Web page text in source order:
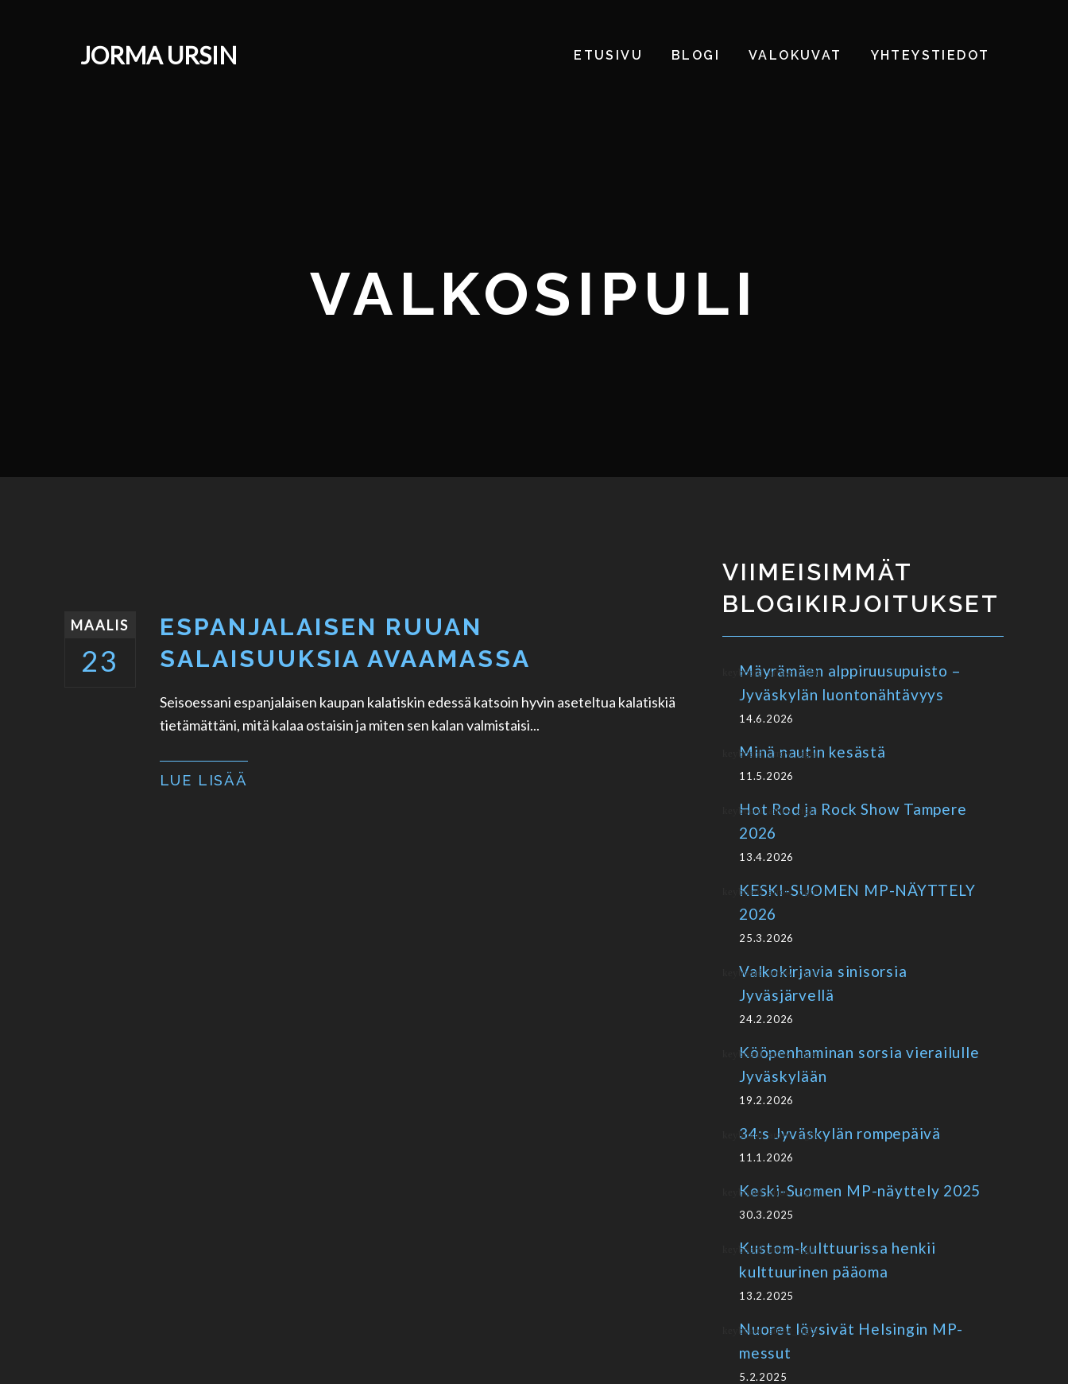
JORMA URSIN ETUSIVU BLOGI VALOKUVAT YHTEYSTIEDOT
VALKOSIPULI
ESPANJALAISEN RUUAN
SALAISUUKSIA AVAAMASSA
MAALIS
23
Seisoessani espanjalaisen kaupan kalatiskin edessä katsoin hyvin aseteltua kalatiskiä
tietämättäni, mitä kalaa ostaisin ja miten sen kalan valmistaisi...
LUE LISÄÄ
VIIMEISIMMÄT
BLOGIKIRJOITUKSET
Mäyrämäen alppiruusupuisto –
Jyväskylän luontonähtävyys
14.6.2026
Minä nautin kesästä
11.5.2026
Hot Rod ja Rock Show Tampere
2026
13.4.2026
KESKI-SUOMEN MP-NÄYTTELY
2026
25.3.2026
Valkokirjavia sinisorsia
Jyväsjärvellä
24.2.2026
Kööpenhaminan sorsia vierailulle
Jyväskylään
19.2.2026
34:s Jyväskylän rompepäivä
11.1.2026
Keski-Suomen MP-näyttely 2025
30.3.2025
Kustom-kulttuurissa henkii
kulttuurinen pääoma
13.2.2025
Nuoret löysivät Helsingin MP-
messut
5.2.2025